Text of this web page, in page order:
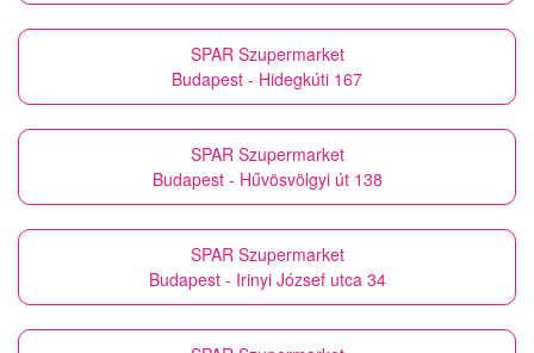
SPAR Szupermarket
Budapest - Hidegkúti 167
SPAR Szupermarket
Budapest - Hűvösvölgyi út 138
SPAR Szupermarket
Budapest - Irinyi József utca 34